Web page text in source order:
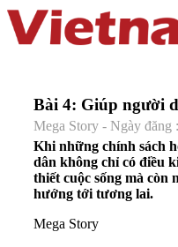
Bài 4: Giúp người
Mega Story - Ngày đăng
Khi những chính sách
dân không chỉ có điều
thiết cuộc sống mà
hướng tới tương lai.
Mega Story